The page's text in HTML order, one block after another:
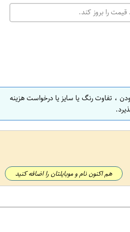
را بروز کند.
، تفاوت رنگ یا سایز یا درخواست هزینه
هم اکنون نام و موبایلتان را اضافه کنید